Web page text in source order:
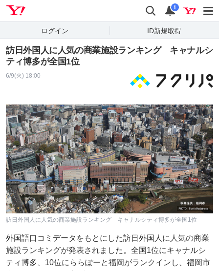
検索 通知
i
ログイン ID新規取得
訪日外国人に人気の商業施設ランキング キャナルシ
ティ博多が全国1位
6/9(火) 18:00
訪日外国人に人気の商業施設ランキング キャナルシティ博多が全国1位
外国語口コミデータをもとにした訪日外国人に人気の商業
施設ランキングが発表されました。全国1位にキャナルシ
ティ博多、10位にららぽーと福岡がランクインし、福岡市